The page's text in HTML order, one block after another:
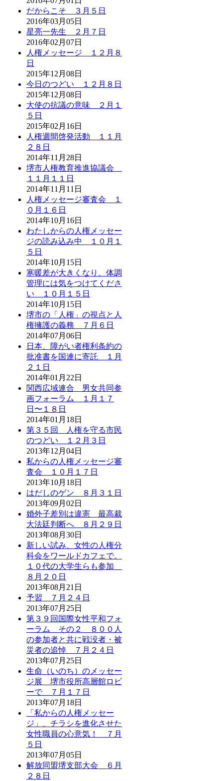
だからこそ ３月５日
2016年03月05日
星亮一先生 ２月７日
2016年02月07日
人権メッセージ １２月８
日
2015年12月08日
今日のつどい １２月８日
2015年12月08日
大使の抗議の意味 ２月１
５日
2015年02月16日
人権週間啓発活動 １１月
２８日
2014年11月28日
堺市人権教育推進協議会
１１月１１日
2014年11月11日
人権メッセージ審査会 １
０月１６日
2014年10月16日
わたしからの人権メッセー
ジの読み込み中 １０月１
５日
2014年10月15日
寒暖差が大きくなり、体調
管理には気をつけてくださ
い １０月１５日
2014年10月15日
堺市の「人権」の視点と人
権擁護の義務 ７月６日
2014年07月06日
日本、障がい者権利条約の
批准書を国連に寄託 １月
２１日
2014年01月22日
関西広域連合 男女共同参
画フォーラム １月１７
日〜１８日
2014年01月18日
第３５回 人権を守る市民
のつどい １２月３日
2013年12月04日
私からの人権メッセージ審
査会 １０月１７日
2013年10月18日
はだしのゲン ８月３１日
2013年09月02日
婚外子差別は違憲 最高裁
大法廷判断へ ８月２９日
2013年08月30日
新しい試み、女性の人権分
科会をワールドカフェで。
１０代の大学生らも参加
８月２０日
2013年08月21日
予習 ７月２４日
2013年07月25日
第３９回国際女性平和フォ
ーラム その２ ８００人
の参加者と共に戦没者・被
災者の追悼 ７月２４日
2013年07月25日
生命（いのち）のメッセー
ジ展 堺市役所高層館ロビ
ーで ７月１７日
2013年07月18日
「私からの人権メッセー
ジ」、チラシを進化させた
女性職員の心意気！ ７月
５日
2013年07月05日
解放同盟堺支部大会 ６月
２８日